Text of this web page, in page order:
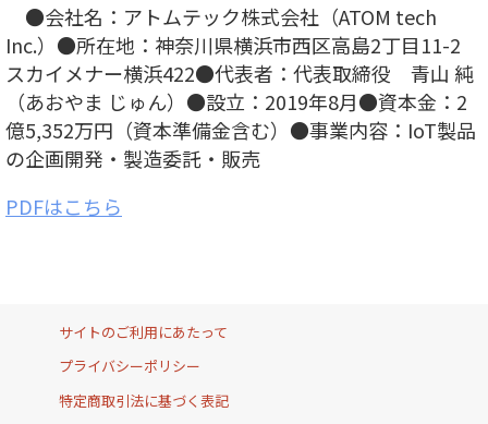
●会社名：アトムテック株式会社（ATOM tech
Inc.）●所在地：神奈川県横浜市西区高島2丁目11-2
スカイメナー横浜422●代表者：代表取締役 青山 純
（あおやま じゅん）●設立：2019年8月●資本金：2
億5,352万円（資本準備金含む）●事業内容：IoT製品
の企画開発・製造委託・販売
PDFはこちら
サイトのご利用にあたって
プライバシーポリシー
特定商取引法に基づく表記